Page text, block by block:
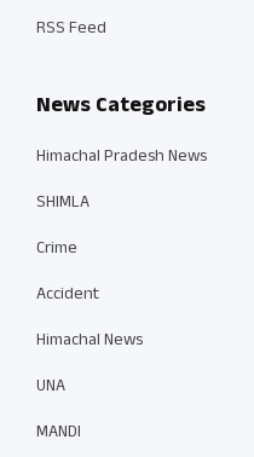
RSS Feed
News Categories
Himachal Pradesh News
SHIMLA
Crime
Accident
Himachal News
UNA
MANDI